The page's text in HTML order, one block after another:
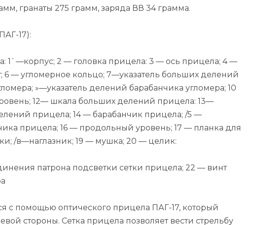
гранаты 275 грамм, заряда ВВ 34 грамма.
17):
1`—корпус; 2 — головка прицела: 3 — ось прицела; 4 —
6 — угломерное кольцо; 7—указатель больших делений
»—указатель делений барабанчика угломера; 10
12— шкала больших делений прицела: 13—
при­цела; 14 — барабанчик прицела; /5 —
прицела; 16 — продольный уровень; 17 — планка для
/в—наглазник; 19 — мушка; 20 — целик:
патрона подсветки сетки прицела; 22 — винт
с помощью оптического прицела ПАГ-17, который
стороны. Сетка прицела позволяет вести стрельбу